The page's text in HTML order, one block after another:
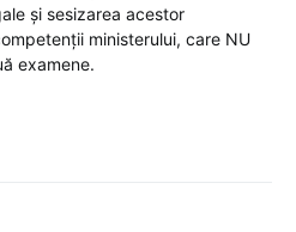
și sesizarea acestor
ministerului, care NU
examene.